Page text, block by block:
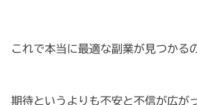
これで本当に最適な副業が見つかる
期待というよりも不安と不信が広が